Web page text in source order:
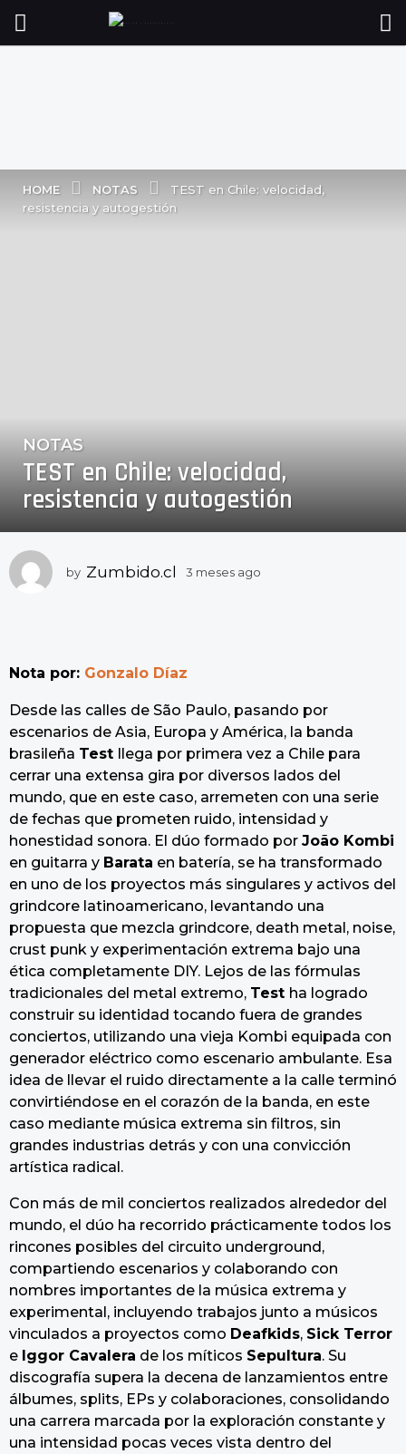
HOME NOTAS
TEST en Chile: velocidad,
resistencia y autogestión
3
m
s
e
s
a
s
e
s
a
g
o
NOTAS
TEST en Chile: velocidad,
resistencia y autogestión
by Zumbido.cl 3 meses ago
o
Nota por: Gonzalo Díaz
Desde las calles de São Paulo, pasando por
escenarios de Asia, Europa y América, la banda
brasileña Test llega por primera vez a Chile para
cerrar una extensa gira por diversos lados del
mundo, que en este caso, arremeten con una serie
de fechas que prometen ruido, intensidad y
honestidad sonora. El dúo formado por João Kombi
en guitarra y Barata en batería, se ha transformado
en uno de los proyectos más singulares y activos del
grindcore latinoamericano, levantando una
propuesta que mezcla grindcore, death metal, noise,
crust punk y experimentación extrema bajo una
ética completamente DIY. Lejos de las fórmulas
tradicionales del metal extremo, Test ha logrado
construir su identidad tocando fuera de grandes
conciertos, utilizando una vieja Kombi equipada con
generador eléctrico como escenario ambulante. Esa
idea de llevar el ruido directamente a la calle terminó
convirtiéndose en el corazón de la banda, en este
caso mediante música extrema sin filtros, sin
grandes industrias detrás y con una convicción
artística radical.
Con más de mil conciertos realizados alrededor del
mundo, el dúo ha recorrido prácticamente todos los
rincones posibles del circuito underground,
compartiendo escenarios y colaborando con
nombres importantes de la música extrema y
experimental, incluyendo trabajos junto a músicos
vinculados a proyectos como Deafkids, Sick Terror
e Iggor Cavalera de los míticos Sepultura. Su
discografía supera la decena de lanzamientos entre
álbumes, splits, EPs y colaboraciones, consolidando
una carrera marcada por la exploración constante y
una intensidad pocas veces vista dentro del